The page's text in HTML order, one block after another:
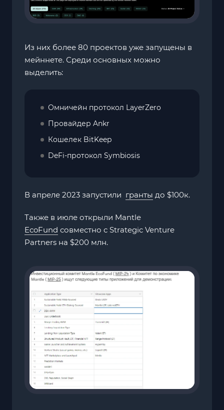
Из них более 80 проектов уже запущены в
мейннете. Среди основных можно
выделить:
Омничейн протокол LayerZero
Провайдер Ankr
Кошелек BitKeep
DeFi-протокол Symbiosis
В апреле 2023 запустили гранты до $100к.
Также в июле открыли Mantle
EcoFund совместно с Strategic Venture
Partners на $200 млн.